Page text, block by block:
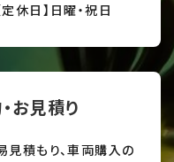
休日】日曜・祝日
お見積り
積もり、車両購入の